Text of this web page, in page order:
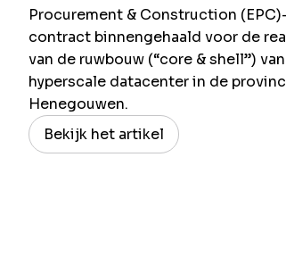
Procurement & Construction
contract binnengehaald voor de
van de ruwbouw (“core & shell”)
hyperscale datacenter in de
Henegouwen.
Bekijk het artikel